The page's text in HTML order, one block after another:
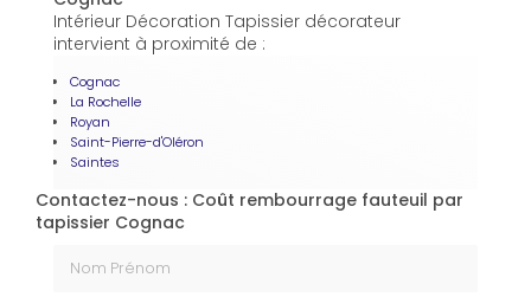
Intérieur Décoration Tapissier décorateur
intervient à proximité de :
Cognac
La Rochelle
Royan
Saint-Pierre-d'Oléron
Saintes
Contactez-nous : Coût rembourrage fauteuil par
tapissier Cognac